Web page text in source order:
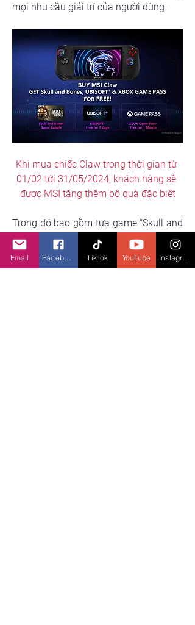
mọi nhu cầu giải trí của người dùng.
Khi mua chiếc Claw trong thời gian từ
01/02 tới 31/05/2024, khách hàng sẽ
được MSI tặng thêm bộ quà đặc biệt
Trong đó bao gồm tựa game “Skull and
Bones,” 7 ngày sử dụng Ubisoft+ và 1
tháng sử dụng Xbox Game Pass hoàn
toàn miễn phí. Nhờ đó, game thủ sau
Email TikTok YouTube